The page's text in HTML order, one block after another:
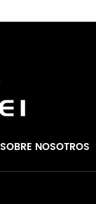
SOBRE NOSOTROS